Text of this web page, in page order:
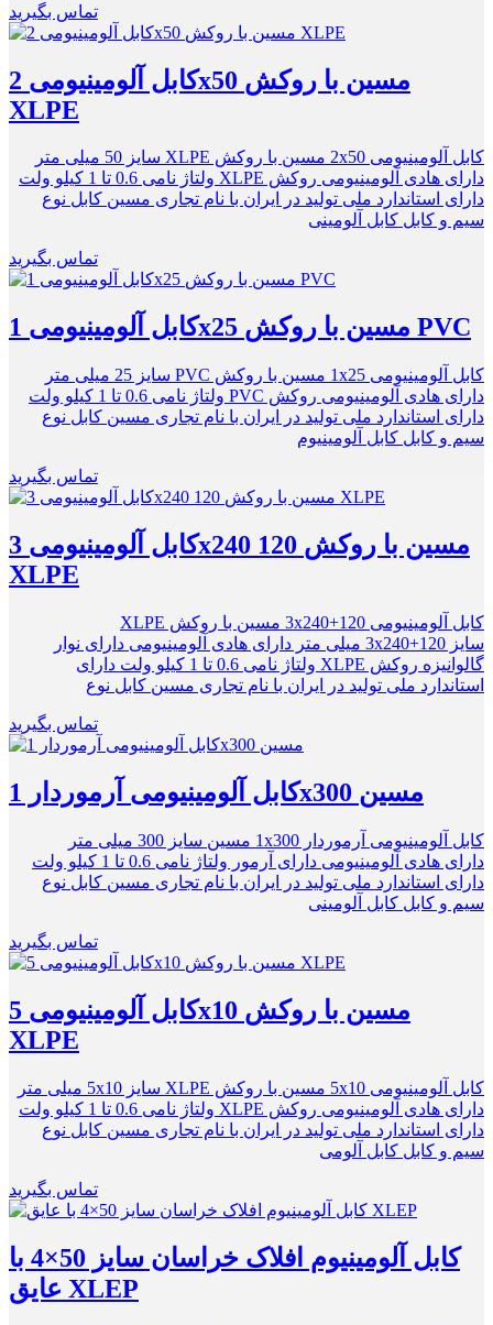
تماس بگیرید
کابل آلومینیومی 2x50 مسین با روکش
XLPE
کابل آلومینیومی 2x50 مسین با روکش XLPE سایز 50 میلی متر
دارای هادی آلومینیومی روکش XLPE ولتاژ نامی 0.6 تا 1 کیلو ولت
دارای استاندارد ملی تولید در ایران با نام تجاری مسین کابل نوع
سیم و کابل کابل آلومینی
تماس بگیرید
کابل آلومینیومی 1x25 مسین با روکش PVC
کابل آلومینیومی 1x25 مسین با روکش PVC سایز 25 میلی متر
دارای هادی آلومینیومی روکش PVC ولتاژ نامی 0.6 تا 1 کیلو ولت
دارای استاندارد ملی تولید در ایران با نام تجاری مسین کابل نوع
سیم و کابل کابل آلومینیوم
تماس بگیرید
کابل آلومینیومی 3x240 120 مسین با روکش
XLPE
کابل آلومینیومی 3x240+120 مسین با روکش XLPE
سایز 3x240+120 میلی متر دارای هادی آلومینیومی دارای نوار
گالوانیزه روکش XLPE ولتاژ نامی 0.6 تا 1 کیلو ولت دارای
استاندارد ملی تولید در ایران با نام تجاری مسین کابل نوع
تماس بگیرید
کابل آلومینیومی آرموردار 1x300 مسین
کابل آلومینیومی آرموردار 1x300 مسین سایز 300 میلی متر
دارای هادی آلومینیومی دارای آرمور ولتاژ نامی 0.6 تا 1 کیلو ولت
دارای استاندارد ملی تولید در ایران با نام تجاری مسین کابل نوع
سیم و کابل کابل آلومینی
تماس بگیرید
کابل آلومینیومی 5x10 مسین با روکش
XLPE
کابل آلومینیومی 5x10 مسین با روکش XLPE سایز 5x10 میلی متر
دارای هادی آلومینیومی روکش XLPE ولتاژ نامی 0.6 تا 1 کیلو ولت
دارای استاندارد ملی تولید در ایران با نام تجاری مسین کابل نوع
سیم و کابل کابل آلومی
تماس بگیرید
کابل آلومینیوم افلاک خراسان سایز 50×4 با
عایق XLEP